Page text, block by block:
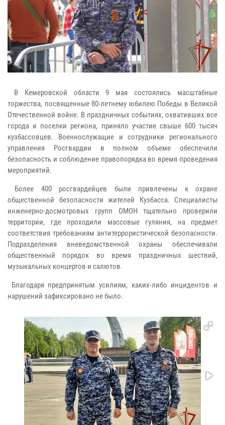
В Кемеровской области 9 мая состоялись масштабные
торжества, посвященные 80-летнему юбилею Победы в Великой
Отечественной войне. В праздничных событиях, охвативших все
города и поселки региона, приняло участие свыше 600 тысяч
кузбассовцев. Военнослужащие и сотрудники регионального
управления Росгвардии в полном объеме обеспечили
безопасность и соблюдение правопорядка во время проведения
мероприятий.
Более 400 росгвардейцев были привлечены к охране
общественной безопасности жителей Кузбасса. Специалисты
инженерно-досмотровых групп ОМОН тщательно проверили
территории, где проходили массовые гуляния, на предмет
соответствия требованиям антитеррористической безопасности.
Подразделения вневедомственной охраны обеспечивали
общественный порядок во время праздничных шествий,
музыкальных концертов и салютов.
Благодаря предпринятым усилиям, каких-либо инцидентов и
нарушений зафиксировано не было.